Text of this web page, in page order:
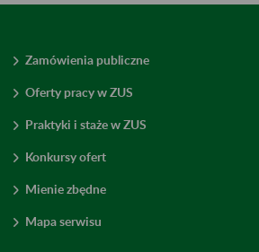
Zamówienia publiczne
Oferty pracy w ZUS
Praktyki i staże w ZUS
Konkursy ofert
Mienie zbędne
Mapa serwisu